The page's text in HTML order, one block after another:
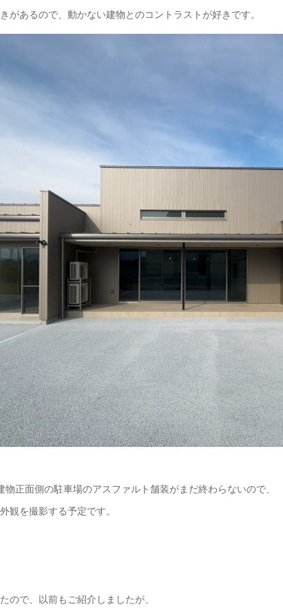
があるので、動かない建物とのコントラストが好きです。
正面側の駐車場のアスファルト舗装がまだ終わらないので、
観を撮影する予定です。
ので、以前もご紹介しましたが、